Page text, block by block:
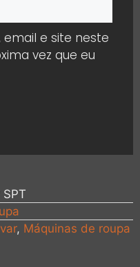
e site neste
vez que eu
SPT
, Máquinas de roupa